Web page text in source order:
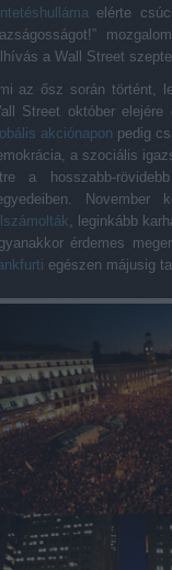
elérte
a Wall Street
az ősz során történt,
Street október elejére
akciónapon pedig
a szociális
a hosszabb-
, leginkább
érdemes
egészen májusig